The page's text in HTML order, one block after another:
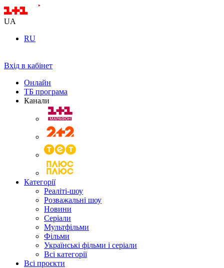
UA
RU
Вхід в кабінет
Онлайн
ТБ програма
Канали
Категорії
Реаліті-шоу
Розважальні шоу
Новини
Серіали
Мультфільми
Фільми
Українські фільми і серіали
Всі категорії
Всі проєкти